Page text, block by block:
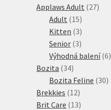
Applaws Adult 2727
Adult 1515
produktů
Kitten 33
produkty
Senior 33
produkty
Výhodná balení 66
Bozita 3434
produktů
Bozita Feline 3030
Brekkies 1212
produktů
Brit Care 1313